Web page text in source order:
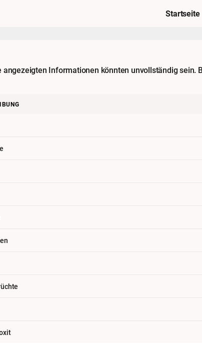
Startseite
Informationen könnten unvollständig sein.